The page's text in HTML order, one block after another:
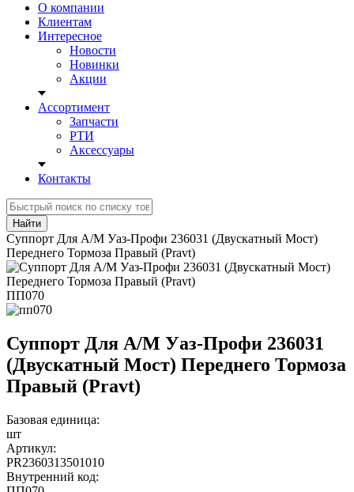
О компании
Клиентам
Интересное
Новости
Новинки
Акции
Ассортимент
Запчасти
РТИ
Аксессуары
Контакты
Найти
Суппорт Для А/М Уаз-Профи 236031 (Двускатный Мост)
Переднего Тормоза Правый (Pravt)
ПП070
Суппорт Для А/М Уаз-Профи 236031
(Двускатный Мост) Переднего Тормоза
Правый (Pravt)
Базовая единица:
шт
Артикул:
PR2360313501010
Внутренний код: